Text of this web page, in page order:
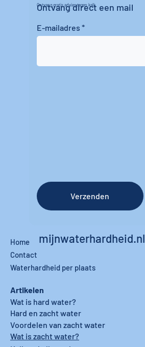
Ontvang gratis advies tegen kalk
Ontvang direct een mail
E-mailadres
Verzenden
mijnwaterhardheid.nl
Home
Contact
Waterhardheid per plaats
Artikelen
Wat is hard water?
Hard en zacht water
Wat is zacht water?
Voordelen van zacht water